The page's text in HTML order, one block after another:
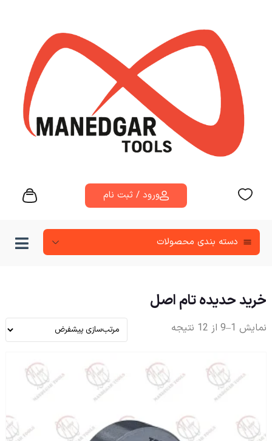
ورود / ثبت نام
دسته‌ بندی محصولات
خرید حدیده تام اصل
نمایش 1–9 از 12 نتیجه